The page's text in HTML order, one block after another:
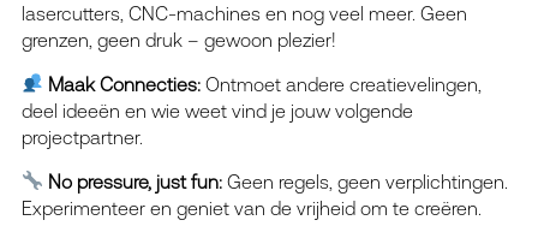
lasercutters, CNC-machines en nog veel meer. Geen
grenzen, geen druk – gewoon plezier!
Maak Connecties: Ontmoet andere creatievelingen,
deel ideeën en wie weet vind je jouw volgende
projectpartner.
No pressure, just fun: Geen regels, geen verplichtingen.
Experimenteer en geniet van de vrijheid om te creëren.